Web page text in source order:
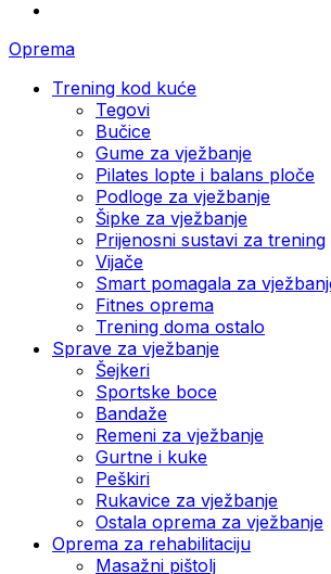
Oprema
Trening kod kuće
Tegovi
Bučice
Gume za vježbanje
Pilates lopte i balans ploče
Podloge za vježbanje
Šipke za vježbanje
Prijenosni sustavi za trening
Vijače
Smart pomagala za
Fitnes oprema
Trening doma ostalo
Sprave za vježbanje
Šejkeri
Sportske boce
Bandaže
Remeni za vježbanje
Gurtne i kuke
Peškiri
Rukavice za vježbanje
Ostala oprema za vježbanje
Oprema za rehabilitaciju
Masažni pištolj